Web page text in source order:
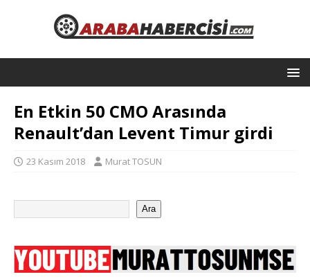
En Etkin 50 CMO Arasında
Renault’dan Levent Timur girdi
23 Kasım 2018 Murat TOSUN
Ara